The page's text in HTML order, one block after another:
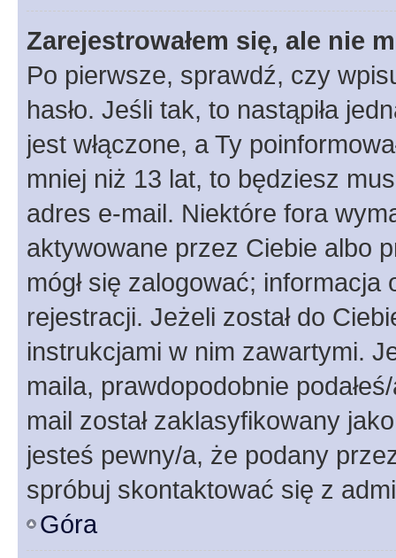
Zarejestrowałem się, ale nie
Po pierwsze, sprawdź, czy
hasło. Jeśli tak, to nastąpiła
jest włączone, a Ty
mniej niż 13 lat, to będziesz
adres e-mail. Niektóre fora
aktywowane przez Ciebie albo
mógł się zalogować;
rejestracji. Jeżeli został do
instrukcjami w nim zawartymi.
maila, prawdopodobnie
mail został zaklasyfikowany
jesteś pewny/a, że podany
spróbuj skontaktować się z
Góra